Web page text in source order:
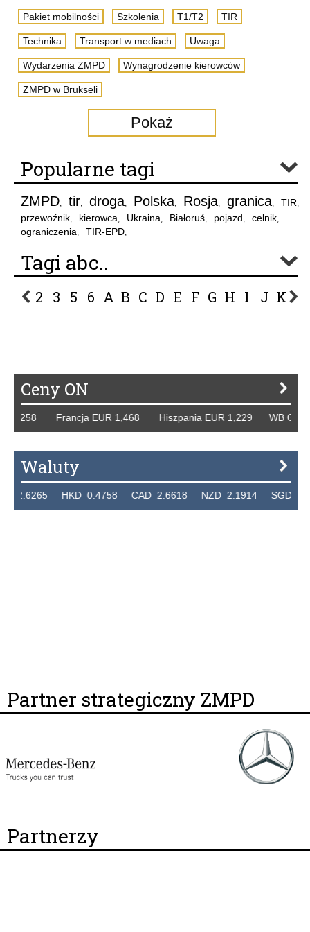
Pakiet mobilności Szkolenia T1/T2 TIR
Technika Transport w mediach Uwaga
Wydarzenia ZMPD Wynagrodzenie kierowców
ZMPD w Brukseli
Pokaż
Popularne tagi
ZMPD, tir, droga, Polska, Rosja, granica, TIR,
przewoźnik, kierowca, Ukraina, Białoruś, pojazd, celnik,
ograniczenia, TIR-EPD,
Tagi abc..
2 3 5 6 A B C D E F G H I J K L
Ceny ON
Francja EUR 1,468 Hiszpania EUR 1,229 WB GBP
Waluty
HKD 0.4758 CAD 2.6618 NZD 2.1914 SGD
Partner strategiczny ZMPD
Partnerzy